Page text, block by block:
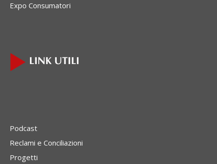
Expo Consumatori
Podcast
Reclami e Conciliazioni
Progetti